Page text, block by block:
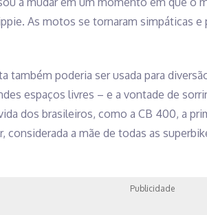
As motos se tornaram simpáticas
também poderia ser usada para
espaços livres – e a vontade de
dos brasileiros, como a CB 400, a
considerada a mãe de todas as
Publicidade